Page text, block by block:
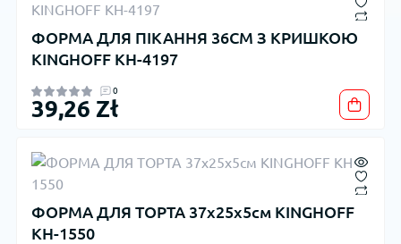
ФОРМА ДЛЯ ПІКАННЯ 36СМ З КРИШКОЮ
KINGHOFF KH-4197
0
39,26 Zł
ФОРМА ДЛЯ ТОРТА 37х25х5см KINGHOFF
KH-1550